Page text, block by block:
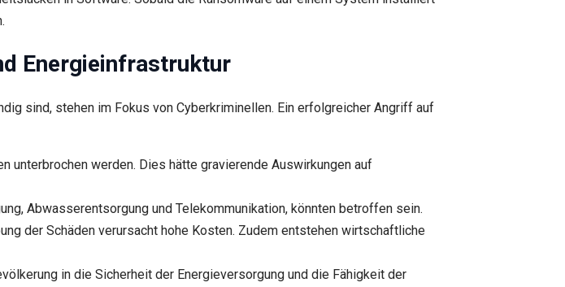
Energieinfrastruktur
sind, stehen im Fokus von Cyberkriminellen. Ein erfolgreicher Angriff auf
unterbrochen werden. Dies hätte gravierende Auswirkungen auf
Abwasserentsorgung und Telekommunikation, könnten betroffen sein.
der Schäden verursacht hohe Kosten. Zudem entstehen wirtschaftliche
in die Sicherheit der Energieversorgung und die Fähigkeit der